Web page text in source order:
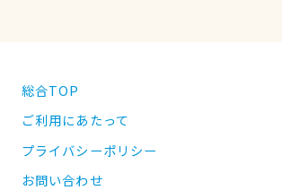
総合TOP
ご利用にあたって
プライバシーポリシー
お問い合わせ